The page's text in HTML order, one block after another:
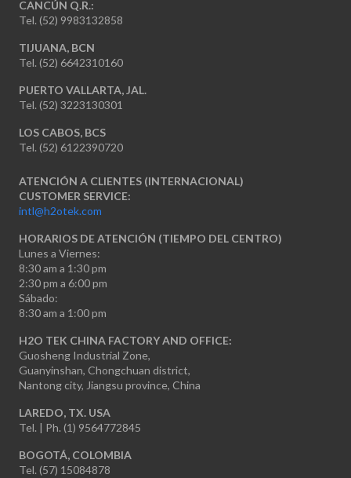
CANCÚN Q.R.:
Tel. (52) 9983132858
TIJUANA, BCN
Tel. (52) 6642310160
PUERTO VALLARTA, JAL.
Tel. (52) 3223130301
LOS CABOS, BCS
Tel. (52) 6122390720
ATENCIÓN A CLIENTES (INTERNACIONAL)
CUSTOMER SERVICE:
intl@h2otek.com
HORARIOS DE ATENCIÓN (TIEMPO DEL CENTRO)
Lunes a Viernes:
8:30 am a 1:30 pm
2:30 pm a 6:00 pm
Sábado:
8:30 am a 1:00 pm
H2O TEK CHINA FACTORY AND OFFICE:
Guosheng Industrial Zone,
Guanyinshan, Chongchuan district,
Nantong city, Jiangsu province, China
LAREDO, TX. USA
Tel. | Ph. (1) 9564772845
BOGOTÁ, COLOMBIA
Tel. (57) 15084878